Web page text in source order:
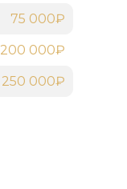
75 000₽
200 000₽
250 000₽